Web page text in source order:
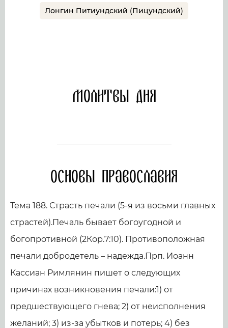
Лонгин Питиундский (Пицундский)
Молитвы дня
Основы православия
Тема 188. Страсть печали (5-я из восьми главных
страстей).Печаль бывает богоугодной и
богопротивной (2Кор.7:10). Противоположная
печали добродетель – надежда.Прп. Иоанн
Кассиан Римлянин пишет о следующих
причинах возникновения печали:1) от
предшествующего гнева; 2) от неисполнения
желаний; 3) из-за убытков и потерь; 4) без